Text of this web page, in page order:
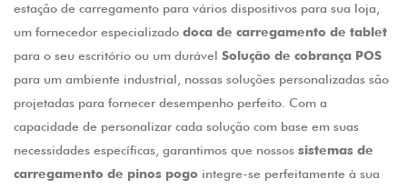
estação de carregamento para vários dispositivos para sua loja,
um fornecedor especializado doca de carregamento de tablet
para o seu escritório ou um durável Solução de cobrança POS
para um ambiente industrial, nossas soluções personalizadas são
projetadas para fornecer desempenho perfeito. Com a
capacidade de personalizar cada solução com base em suas
necessidades específicas, garantimos que nossos sistemas de
carregamento de pinos pogo integre-se perfeitamente à sua